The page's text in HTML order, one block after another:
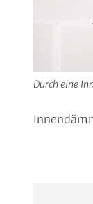
Durch eine